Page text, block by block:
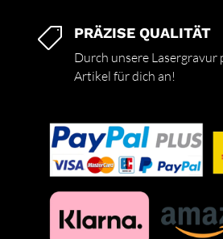
 PRÄZISE QUALITÄT
Durch unsere Lasergravur
Artikel für dich an!